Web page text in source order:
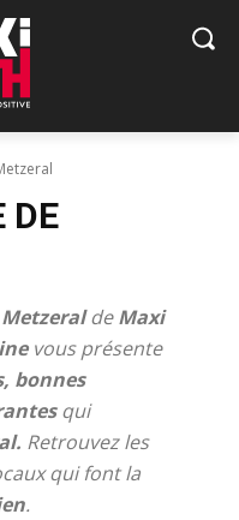
DE
deMaxi
vous présente
bonnes
qui
Retrouvez les
qui font la
.